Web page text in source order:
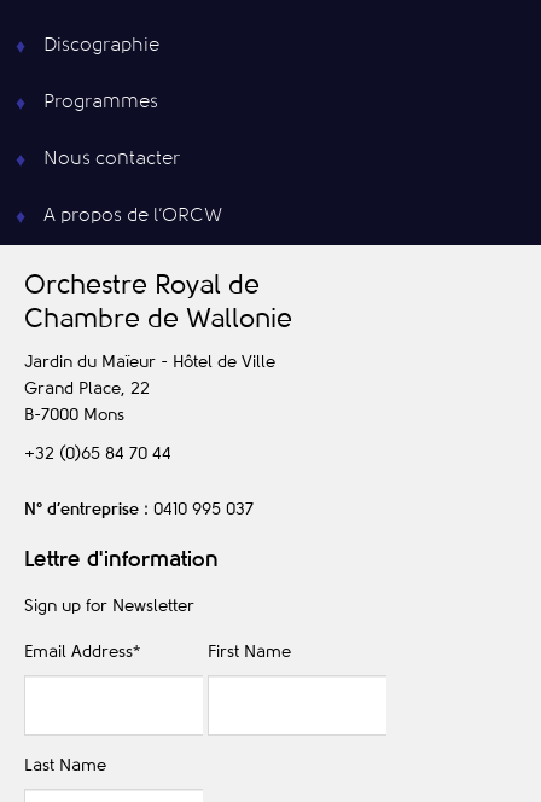
Discographie
Programmes
Nous contacter
A propos de l’ORCW
Orchestre Royal de
Chambre de Wallonie
Jardin du Maïeur - Hôtel de Ville
Grand Place, 22
B-7000 Mons
+32 (0)65 84 70 44
N° d’entreprise : 0410 995 037
Lettre d'information
Sign up for Newsletter
Email Address* First Name
Last Name